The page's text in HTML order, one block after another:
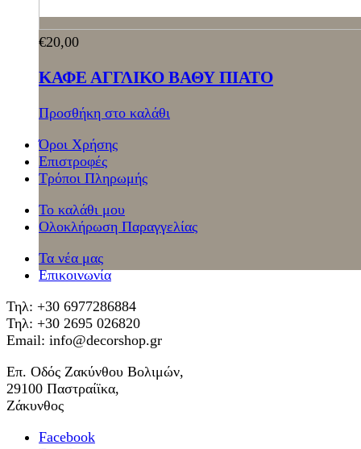
€20,00
ΚΑΦΕ ΑΓΓΛΙΚΟ ΒΑΘΥ ΠΙΑΤΟ
Προσθήκη στο καλάθι
Όροι Χρήσης
Επιστροφές
Τρόποι Πληρωμής
Το καλάθι μου
Ολοκλήρωση Παραγγελίας
Τα νέα μας
Επικοινωνία
Τηλ: +30 6977286884
Τηλ: +30 2695 026820
Email: info@decorshop.gr
Επ. Οδός Ζακύνθου Βολιμών,
29100 Παστραίϊκα,
Ζάκυνθος
Facebook